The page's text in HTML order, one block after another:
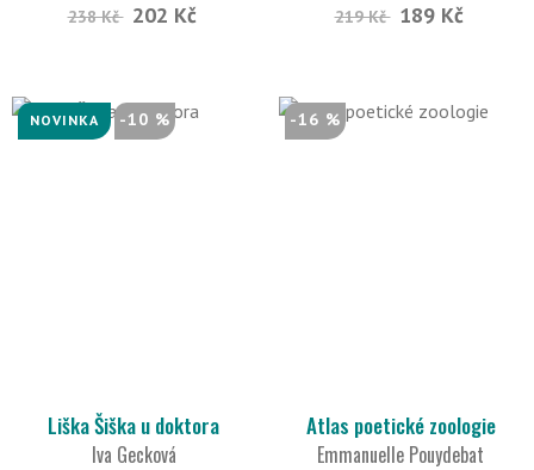
238 Kč 202 Kč 219 Kč 189 Kč
NOVINKA -10 %
Liška Šiška u doktora
Iva Gecková
-16 %
Atlas poetické zoologie
Emmanuelle Pouydebat